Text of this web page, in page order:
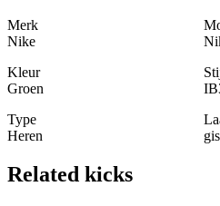
Merk
Nike
Kleur
Groen
Type
Heren
Related kicks